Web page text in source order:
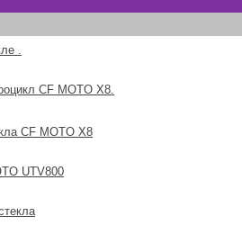
.
CF MOTO X8.
CF MOTO X8
UTV800